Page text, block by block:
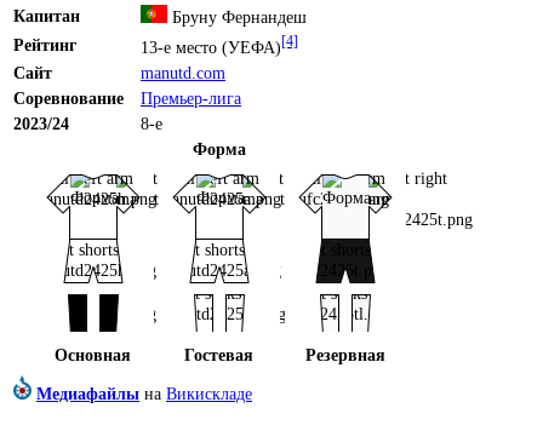
Капитан
Бруну Фернандеш
Рейтинг
13-е место (УЕФА)[4]
Сайт
manutd.com
Соревнование
Премьер-лига
2023/24
8-е
Форма
Основная Гостевая Резервная
Медиафайлы на Викискладе